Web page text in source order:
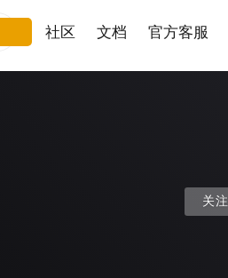
社区 文档 官方客服
关注